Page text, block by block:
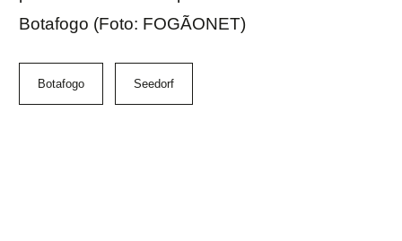
Botafogo (Foto: FOGÃONET)
Botafogo Seedorf